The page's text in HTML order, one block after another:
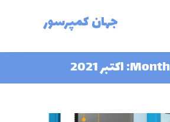
جهان کمپرسور
Month: اکتبر 2021